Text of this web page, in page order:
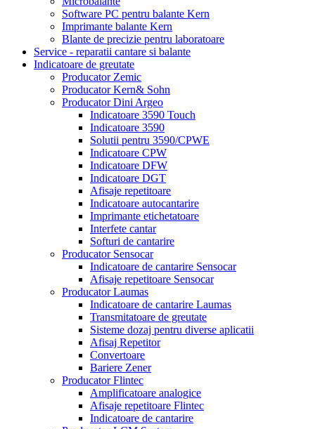
Software PC pentru balante Kern
Imprimante balante Kern
Blante de precizie pentru laboratoare
Service - reparatii cantare si balante
Indicatoare de greutate
Producator Zemic
Producator Kern& Sohn
Producator Dini Argeo
Indicatoare 3590 Touch
Indicatoare 3590
Solutii pentru 3590/CPWE
Indicatoare CPW
Indicatoare DFW
Indicatoare DGT
Afisaje repetitoare
Indicatoare autocantarire
Imprimante etichetatoare
Interfete cantar
Softuri de cantarire
Producator Sensocar
Indicatoare de cantarire Sensocar
Afisaje repetitoare Sensocar
Producator Laumas
Indicatoare de cantarire Laumas
Transmitatoare de greutate
Sisteme dozaj pentru diverse aplicatii
Afisaj Repetitor
Convertoare
Bariere Zener
Producator Flintec
Amplificatoare analogice
Afisaje repetitoare Flintec
Indicatoare de cantarire